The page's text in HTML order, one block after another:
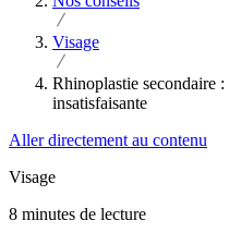
Visage
Rhinoplastie secondaire
insatisfaisante
Aller directement au contenu
Visage
8 minutes de lecture